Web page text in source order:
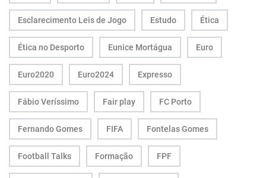
Esclarecimento Leis de Jogo Estudo Ética
Ética no Desporto Eunice Mortágua Euro
Euro2020 Euro2024 Expresso
Fábio Veríssimo Fair play FC Porto
Fernando Gomes FIFA Fontelas Gomes
Football Talks Formação FPF